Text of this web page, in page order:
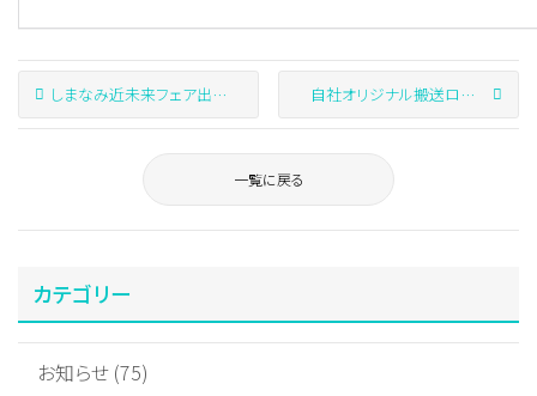
しまなみ近未来フェア出展のお知らせ 自社オリジナル搬送ロボット「WILL」とエレベータをクラウド連携させる実証実験に成功しました
一覧に戻る
カテゴリー
お知らせ (75)